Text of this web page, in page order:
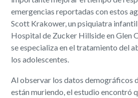
emergencias reportadas con estos
Scott Krakower, un psiquiatra
Hospital de Zucker Hillside en Glen
se especializa en el tratamiento del
los adolescentes.
Al observar los datos demográficos
están muriendo, el estudio encontró